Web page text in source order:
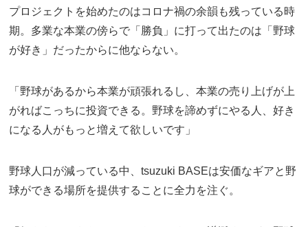
プロジェクトを始めたのはコロナ禍の余韻も残っている時
期。多業な本業の傍らで「勝負」に打って出たのは「野球
が好き」だったからに他ならない。
「野球があるから本業が頑張れるし、本業の売り上げが上
がればこっちに投資できる。野球を諦めずにやる人、好き
になる人がもっと増えて欲しいです」
野球人口が減っている中、tsuzuki BASEは安価なギアと野
球ができる場所を提供することに全力を注ぐ。